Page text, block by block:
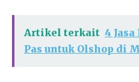
Artikel terkait 4
Pas untuk Olshop di